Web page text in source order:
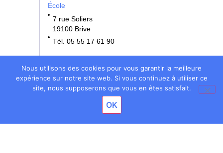
École
7 rue Soliers
19100 Brive
Tél. 05 55 17 61 90
École • Collège
3 rue Bernard Denoix
Nous utilisons des cookies pour vous garantir la meilleure
expérience sur notre site web. Si vous continuez à utiliser ce
site, nous supposerons que vous en êtes satisfait.
OK